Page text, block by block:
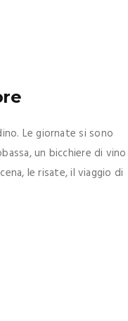
Le giornate si sono
un bicchiere di vino
le risate, il viaggio di